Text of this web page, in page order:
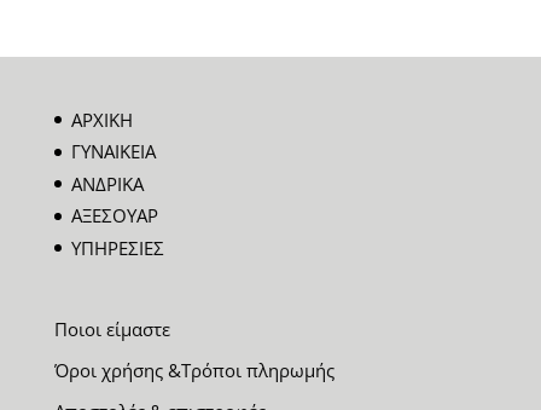
ΑΡΧΙΚΗ
ΓΥΝΑΙΚΕΙΑ
ΑΝΔΡΙΚΑ
ΑΞΕΣΟΥΑΡ
ΥΠΗΡΕΣΙΕΣ
Ποιοι είμαστε
Όροι χρήσης &Τρόποι πληρωμής